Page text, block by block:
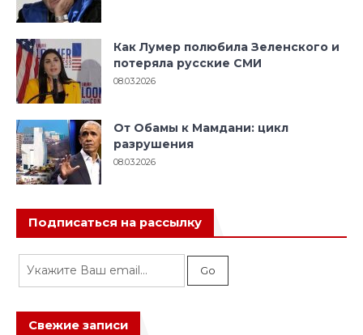
Как Лумер полюбила Зеленского и
потеряла русские СМИ
08.03.2026
От Обамы к Мамдани: цикл
разрушения
08.03.2026
Подписаться на рассылку
Свежие записи